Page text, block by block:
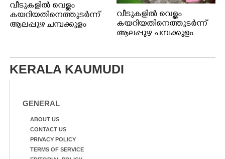
വീടുകളിൽ വെള്ളം
കയറിയതിനെത്തുടർന്ന്
ആലപ്പുഴ ചമ്പക്കുളം
പോരൂക്കര സെൻട്രൽ
ക്യാമ്പിലെത്തിയവർ
വസ്ത്രങ്ങൾ
ഉണക്കാനിട്ടിരിക്കുന്ന
ഫുട്ബോൾ കളികളിൽ
കുട്ടികൾ
വീടുകളിൽ വെള്ളം
കയറിയതിനെത്തുടർന്ന്
ആലപ്പുഴ ചമ്പക്കുളം
ഫാദർ തോമസ്
ക്യാമ്പിലെത്തിയവർ മഴ
KERALA KAUMUDI
GENERAL
ABOUT US
CONTACT US
PRIVACY POLICY
TERMS OF SERVICE